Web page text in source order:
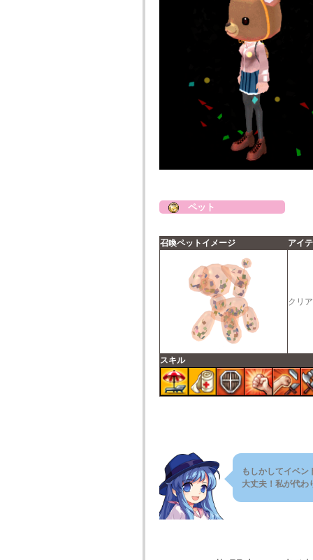
ペット
召喚ペットイメージ アイ
クリ
スキル
もしかしてイベン
大丈夫！私が代わ